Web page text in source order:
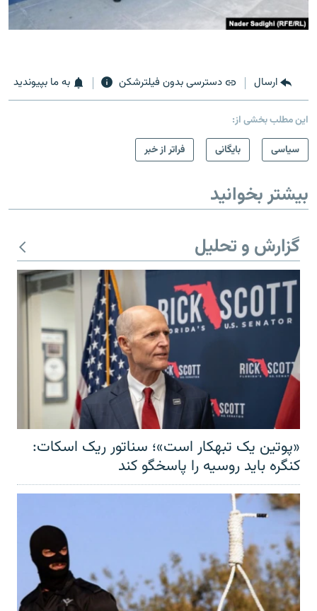
ارسال دسترسی بدون فیلترشکن به ما بپیوندید
این مطلب بخشی از:
سیاسی
بایگانی فراتر از خبر
بیشتر بخوانید
گزارش و تحلیل
«پوتین یک تبهکار است»؛ سناتور ریک اسکات:
کنگره باید روسیه را پاسخگو کند